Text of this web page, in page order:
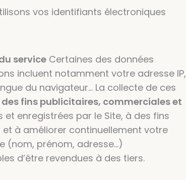
vos identifiants électroniques
service Certaines des données
incluent notamment votre adresse IP,
du navigateur… La collecte de ces
fins publicitaires, commerciales et
enregistrées par le Site, à des fins
à améliorer continuellement votre
(nom, prénom, adresse…)
d’être revendues à des tiers.